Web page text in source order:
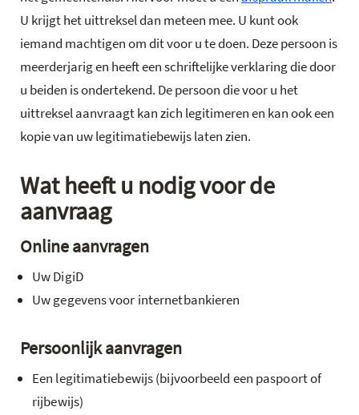
U krijgt het uittreksel dan meteen mee. U kunt ook
iemand machtigen om dit voor u te doen. Deze persoon is
meerderjarig en heeft een schriftelijke verklaring die door
u beiden is ondertekend. De persoon die voor u het
uittreksel aanvraagt kan zich legitimeren en kan ook een
kopie van uw legitimatiebewijs laten zien.
Wat heeft u nodig voor de
aanvraag
Online aanvragen
Uw DigiD
Uw gegevens voor internetbankieren
Persoonlijk aanvragen
Een legitimatiebewijs (bijvoorbeeld een paspoort of
rijbewijs)